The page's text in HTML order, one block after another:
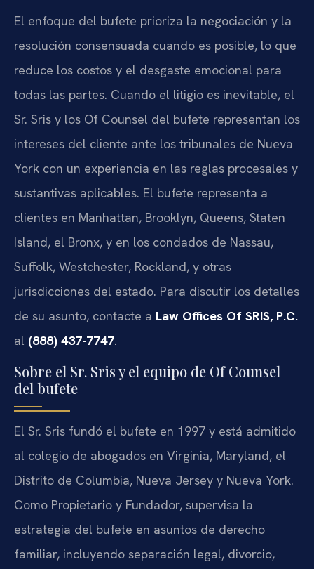
El enfoque del bufete prioriza la negociación y la
resolución consensuada cuando es posible, lo que
reduce los costos y el desgaste emocional para
todas las partes. Cuando el litigio es inevitable, el
Sr. Sris y los Of Counsel del bufete representan los
intereses del cliente ante los tribunales de Nueva
York con un experiencia en las reglas procesales y
sustantivas aplicables. El bufete representa a
clientes en Manhattan, Brooklyn, Queens, Staten
Island, el Bronx, y en los condados de Nassau,
Suffolk, Westchester, Rockland, y otras
jurisdicciones del estado. Para discutir los detalles
de su asunto, contacte a Law Offices Of SRIS, P.C.
al (888) 437-7747.
Sobre el Sr. Sris y el equipo de Of Counsel
del bufete
El Sr. Sris fundó el bufete en 1997 y está admitido
al colegio de abogados en Virginia, Maryland, el
Distrito de Columbia, Nueva Jersey y Nueva York.
Como Propietario y Fundador, supervisa la
estrategia del bufete en asuntos de derecho
familiar, incluyendo separación legal, divorcio,